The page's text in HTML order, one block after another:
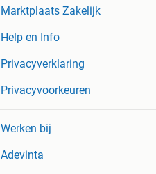
Marktplaats Zakelijk
Help en Info
Privacyverklaring
Privacyvoorkeuren
Werken bij
Adevinta